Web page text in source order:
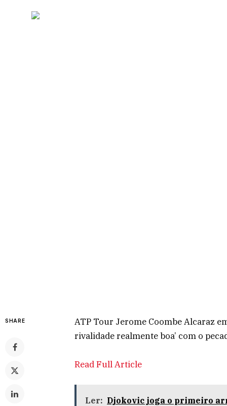
SHARE
ATP Tour Jerome Coombe Alcaraz
rivalidade realmente boa’ com o
Read Full Article
Ler: Djokovic joga o primeiro